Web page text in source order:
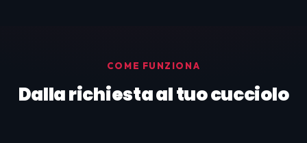
COME FUNZIONA
Dalla richiesta al tuo cucciolo